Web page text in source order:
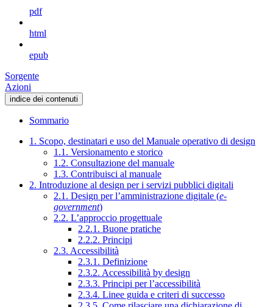
pdf
html
epub
Sorgente
Azioni
indice dei contenuti
Sommario
1. Scopo, destinatari e uso del Manuale operativo di design
1.1. Versionamento e storico
1.2. Consultazione del manuale
1.3. Contribuisci al manuale
2. Introduzione al design per i servizi pubblici digitali
2.1. Design per l’amministrazione digitale (e-
government)
2.2. L’approccio progettuale
2.2.1. Buone pratiche
2.2.2. Principi
2.3. Accessibilità
2.3.1. Definizione
2.3.2. Accessibilità by design
2.3.3. Principi per l’accessibilità
2.3.4. Linee guida e criteri di successo